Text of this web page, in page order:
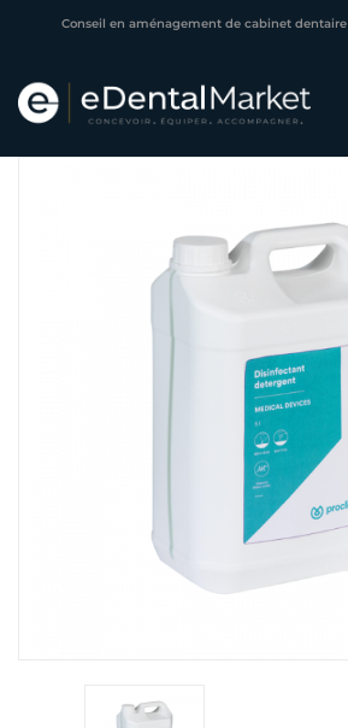
Conseil en aménagement de cabinet dentaire